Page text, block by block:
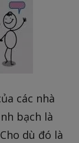
các nhà
bạch là
dù đó là